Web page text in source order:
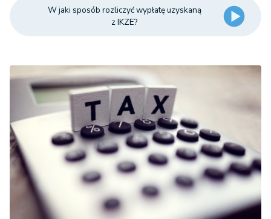
W jaki sposób rozliczyć wypłatę uzyskaną
z IKZE?